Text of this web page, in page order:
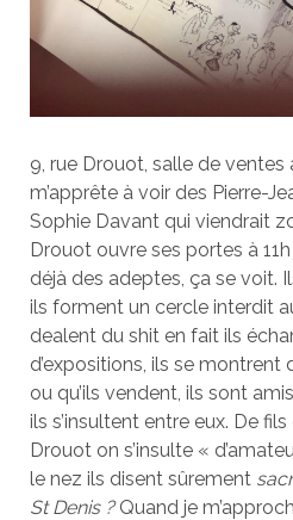
9, rue Drouot, salle de ventes
m’apprête à voir des Pierre-
Sophie Davant qui viendrait
Drouot ouvre ses portes à 11h
déjà des adeptes, ça se voit.
ils forment un cercle interdit
dealent du shit en fait ils
d’expositions, ils se montrent
ou qu’ils vendent, ils sont
ils s’insultent entre eux. De
Drouot on s’insulte «
le nez ils disent sûrement
St Denis ?Quand je